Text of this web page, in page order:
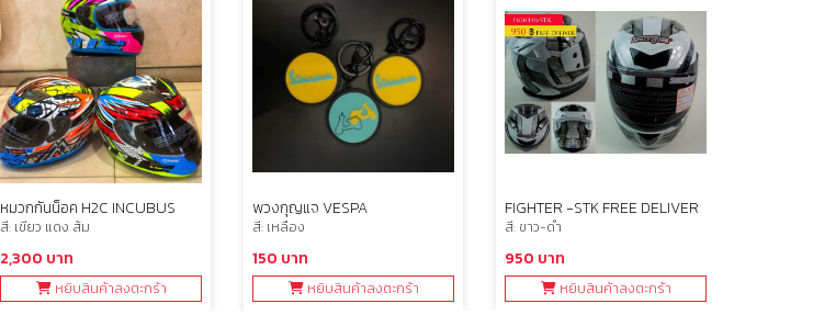
หมวกกันน็อค H2C INCUBUS
สี: เขียว แดง ส้ม
2,300 บาท
หยิบสินค้าลงตะกร้า
พวงกุญแจ VESPA
สี: เหลือง
150 บาท
หยิบสินค้าลงตะกร้า
FIGHTER -STK FREE DELIVER
สี: ขาว-ดำ
950 บาท
หยิบสินค้าลงตะกร้า